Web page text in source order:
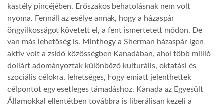
kastély pincéjében. Erőszakos behatolásnak nem volt
nyoma. Fennáll az esélye annak, hogy a házaspár
öngyilkosságot követett el, a fent ismertetett módon. De
van más lehetőség is. Minthogy a Sherman házaspár igen
aktív volt a zsidó közösségben Kanadában, ahol több millió
dollárt adományoztak különböző kulturális, oktatási és
szociális célokra, lehetséges, hogy emiatt jelenthettek
célpontot egy esetleges támadáshoz. Kanada az Egyesült
Államokkal ellentétben továbbra is liberálisan kezeli a